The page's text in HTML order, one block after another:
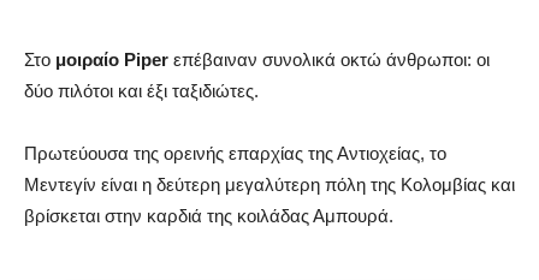
Στο μοιραίο Piper επέβαιναν συνολικά οκτώ άνθρωποι: οι
δύο πιλότοι και έξι ταξιδιώτες.
Πρωτεύουσα της ορεινής επαρχίας της Αντιοχείας, το
Μεντεγίν είναι η δεύτερη μεγαλύτερη πόλη της Κολομβίας και
βρίσκεται στην καρδιά της κοιλάδας Αμπουρά.